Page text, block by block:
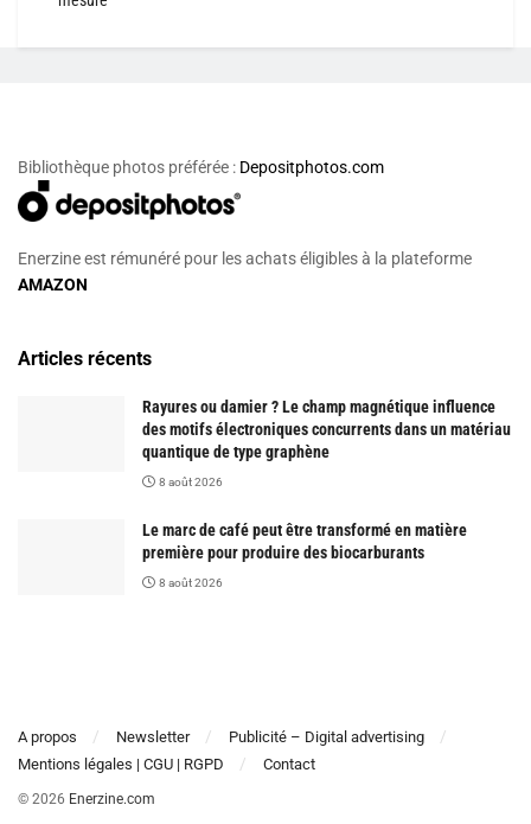
Bibliothèque photos préférée : Depositphotos.com
Enerzine est rémunéré pour les achats éligibles à la plateforme
AMAZON
Articles récents
Rayures ou damier ? Le champ magnétique influence
des motifs électroniques concurrents dans un matériau
quantique de type graphène
8 août 2026
Le marc de café peut être transformé en matière
première pour produire des biocarburants
8 août 2026
A propos Newsletter
Publicité – Digital advertising
Mentions légales | CGU | RGPD
Contact
© 2026 Enerzine.com